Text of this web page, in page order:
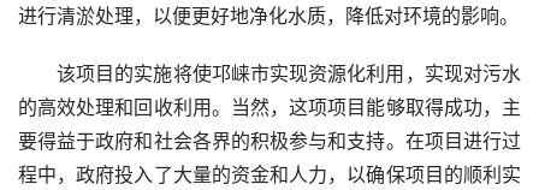
进行清淤处理，以便更好地净化水质，降低对环境的影响。
该项目的实施将使邛崃市实现资源化利用，实现对污水
的高效处理和回收利用。当然，这项项目能够取得成功，主
要得益于政府和社会各界的积极参与和支持。在项目进行过
程中，政府投入了大量的资金和人力，以确保项目的顺利实